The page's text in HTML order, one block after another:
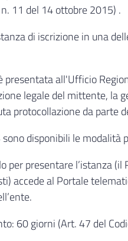
11 del 14 ottobre 2015) .
di iscrizione in una
presentata all'Ufficio
legale del mittente, la
protocollazione da parte
disponibili le
per presentare l’istanza
accede al Portale
60 giorni (Art. 47 del